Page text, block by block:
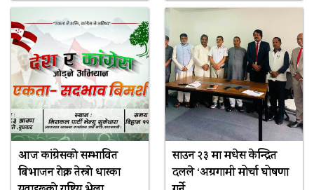
आज कांग्रेसकाे सम्भावित
बिभाजन राेक्न तेस्राे धारका
साउन २३ मा मधेस केन्द्रित
दलले ‘अग्रगामी मोर्चा घोषणा